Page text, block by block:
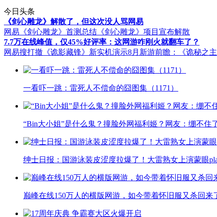
今日头条
《剑心雕龙》解散了，但这次没人骂网易
网易《剑心雕龙》首测总结 《剑心雕龙》项目宣布解散
7.7万在线峰值，仅45%好评率：这网游咋刚火就翻车了？
网易搜打撤《诡影藏锋》新实机演示8月新游前瞻：《诡秘之
一看吓一跳：雷死人不偿命的囧图集（1171）
“Bin大小姐”是什么鬼？撞脸外网福利姬？网友：绷不住
绅士日报：国游泳装皮涩度拉爆了！大雷熟女上演蒙眼
巅峰在线150万人的横版网游，如今带着怀旧服又杀回来